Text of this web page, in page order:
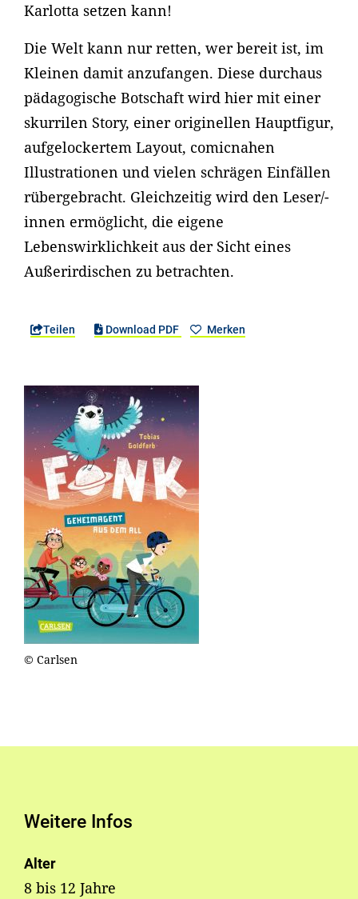
Karlotta setzen kann!
Die Welt kann nur retten, wer bereit ist, im
Kleinen damit anzufangen. Diese durchaus
pädagogische Botschaft wird hier mit einer
skurrilen Story, einer originellen Hauptfigur,
aufgelockertem Layout, comicnahen
Illustrationen und vielen schrägen Einfällen
rübergebracht. Gleichzeitig wird den Leser/-
innen ermöglicht, die eigene
Lebenswirklichkeit aus der Sicht eines
Außerirdischen zu betrachten.
Teilen Download PDF Merken
© Carlsen
Weitere Infos
Alter
8 bis 12 Jahre